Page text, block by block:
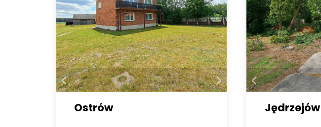
Ostrów Jędrzejów